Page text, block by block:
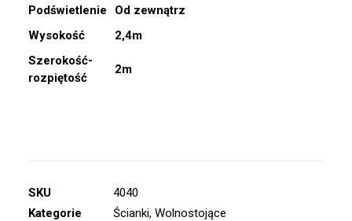
Podświetlenie
Od zewnątrz
Wysokość
2,4m
Szerokość-
rozpiętość
2m
SKU
4040
Kategorie
Ścianki, Wolnostojące